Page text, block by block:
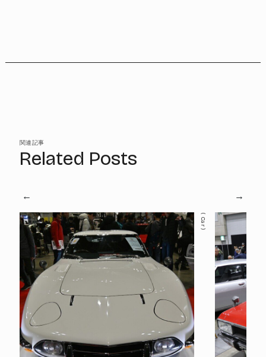
関連記事
Related Posts
Car